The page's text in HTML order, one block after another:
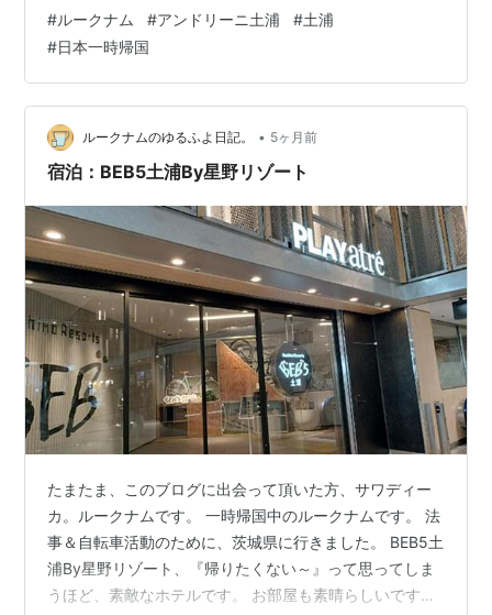
ムが、絶品です。 サラダ。 ナスチーズ。 枝豆。 パス
タ。 また行きます。 スパゲッティ 1.6mm 5kg (Happy
Belly) by Amazon Amazon マ・マー 早ゆで 3分 スパゲ
ティ 1.6mm 500g×4袋（ 約20人前 ）アルデンテ パスタ
麺 時短 レン…
#ルークナム #アンドリーニ土浦 #土浦
#日本一時帰国
ルークナムのゆるふよ日記。 • 5ヶ月前
宿泊：BEB5土浦By星野リゾート
たまたま、このブログに出会って頂いた方、サワディー
カ。ルークナムです。 一時帰国中のルークナムです。 法
事＆自転車活動のために、茨城県に行きました。 BEB5土
浦By星野リゾート、『帰りたくない～』って思ってしま
うほど、素敵なホテルです。 お部屋も素晴らしいです